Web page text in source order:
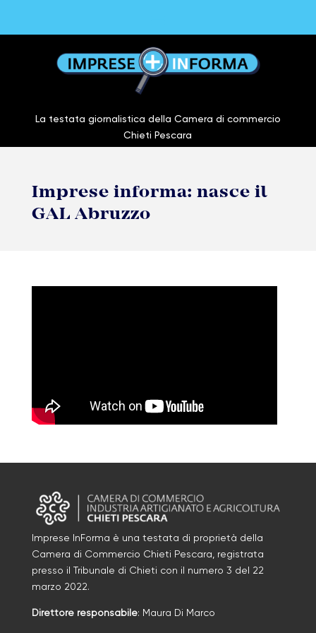
La testata giornalistica della Camera di commercio
Chieti Pescara
Imprese informa: nasce il
GAL Abruzzo
Imprese InForma è una testata di proprietà della
Camera di Commercio Chieti Pescara, registrata
presso il Tribunale di Chieti con il numero 3 del 22
marzo 2022.
Direttore responsabile: Maura Di Marco